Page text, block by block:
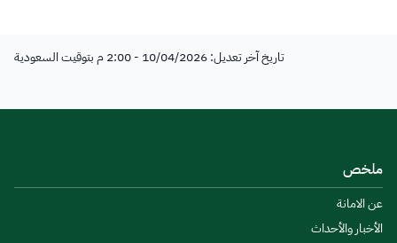
تاريخ آخر تعديل: 10/04/2026 - 2:00 م بتوقيت السعودية
ملخص
عن الامانة
الأخبار والأحداث